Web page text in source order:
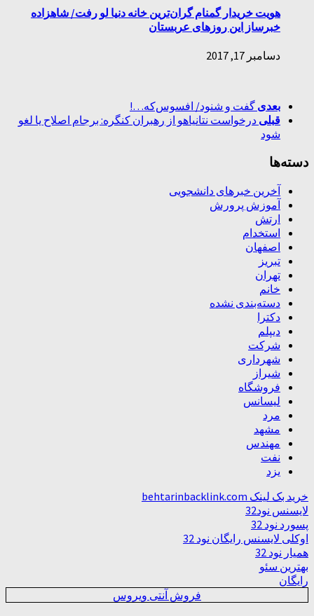
هویت خریدار گمنام گران‌ترین خانه دنیا لو رفت/ شاهزاده
خبرساز این روزهای عربستان
دسامبر 17, 2017
بعدی گفت و شنود/ افسوس‌که…!
قبلی درخواست نتانیاهو از رهبران کنگره: برجام اصلاح یا لغو
شود
دسته‌ها
آخرین خبرهای دانشجویی
آموزش پرورش
ارتش
استخدام
اصفهان
تبریز
تهران
خانم
دسته‌بندی نشده
دکترا
دیپلم
شرکت
شهرداری
شیراز
فروشگاه
لیسانس
مرد
مشهد
مهندس
نفت
یزد
خرید بک لینک behtarinbacklink.com
لایسنس نود32
پسورد نود 32
اوکلی لایسنس رایگان نود 32
همیار نود 32
بهترین سئو
رایگان
فروش آنتی ویروس